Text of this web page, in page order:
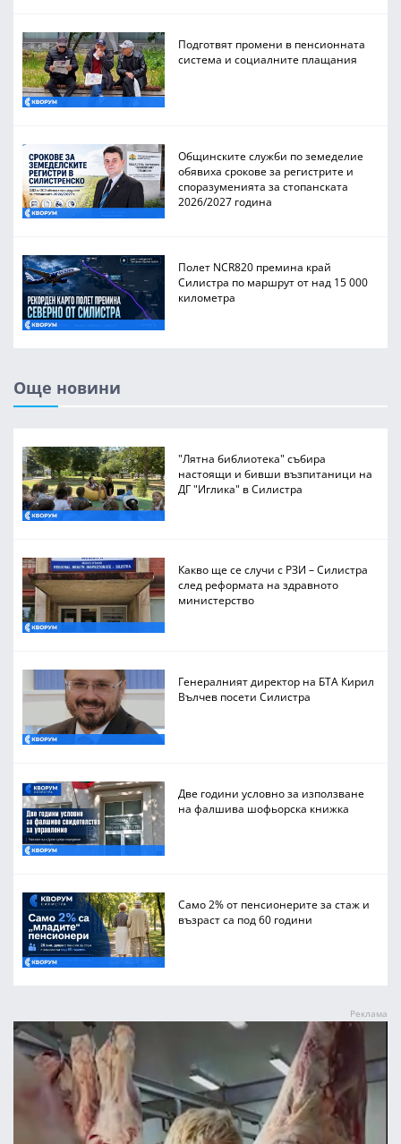
Подготвят промени в пенсионната
система и социалните плащания
Общинските служби по земеделие
обявиха срокове за регистрите и
споразуменията за стопанската
2026/2027 година
Полет NCR820 премина край
Силистра по маршрут от над 15 000
километра
Още новини
"Лятна библиотека" събира
настоящи и бивши възпитаници на
ДГ "Иглика" в Силистра
Какво ще се случи с РЗИ – Силистра
след реформата на здравното
министерство
Генералният директор на БТА Кирил
Вълчев посети Силистра
Две години условно за използване
на фалшива шофьорска книжка
Само 2% от пенсионерите за стаж и
възраст са под 60 години